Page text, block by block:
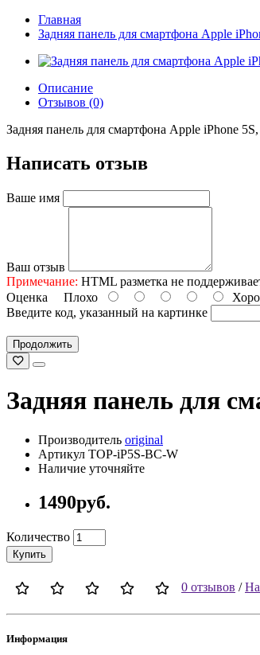
Главная
Задняя панель для смартфона Apple
Описание
Отзывов (0)
Задняя панель для смартфона Apple iPhone
Написать отзыв
Ваше имя
Ваш отзыв
Примечание: HTML разметка не
Оценка Плохо
Введите код, указанный на картинке
Продолжить
Задняя панель для
Производитель original
Артикул TOP-iP5S-BC-W
Наличие уточняйте
1490руб.
Количество
Купить
0 отзывов /
Информация